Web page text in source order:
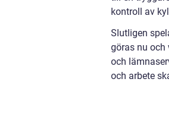
kontroll av
Slutligen
göras nu och
och
och arbete